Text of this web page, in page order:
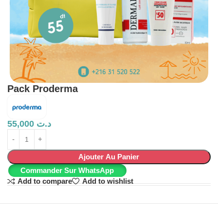
Pack Proderma
د.ت
Ajouter Au Panier
Commander Sur WhatsApp
Add to compare
Add to wishlist